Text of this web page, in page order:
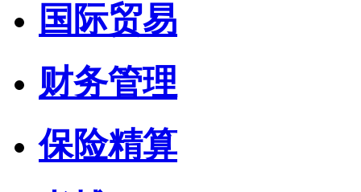
国际贸易
财务管理
保险精算